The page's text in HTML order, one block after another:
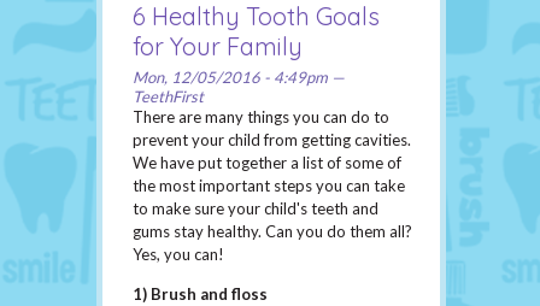
6 Healthy Tooth Goals
for Your Family
Mon, 12/05/2016 - 4:49pm —
TeethFirst
There are many things you can do to
prevent your child from getting cavities.
We have put together a list of some of
the most important steps you can take
to make sure your child's teeth and
gums stay healthy. Can you do them all?
Yes, you can!
1) Brush and floss